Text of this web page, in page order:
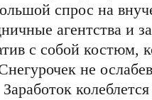
спрос на
агентства и
с собой костюм,
не